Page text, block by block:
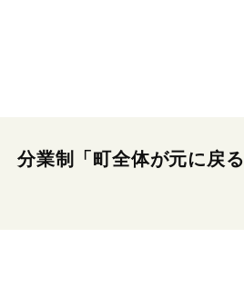
業制「町全体が元に戻る